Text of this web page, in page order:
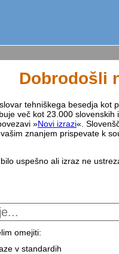
Dobrodošli
tehniškega besedja kot
več kot 23.000
»Novi izrazi«.
znanjem prispevate k
uspešno ali izraz ne
omejiti:
v standardih